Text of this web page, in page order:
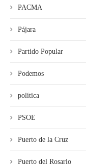
PACMA
Pájara
Partido Popular
Podemos
política
PSOE
Puerto de la Cruz
Puerto del Rosario